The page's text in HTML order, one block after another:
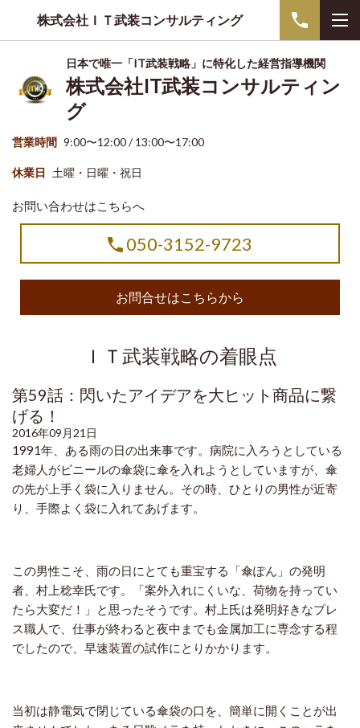
株式会社ＩＴ武装コンサルティング
日本で唯一「IT武装戦略」に特化した経営指導機関
株式会社IT武装コンサルティン
グ
営業時間 9:00〜12:00 / 13:00〜17:00
休業日 土曜・日曜・祝日
お問い合わせはこちらへ
050-3152-9723
お問合せはこちらから
ＩＴ武装戦略の着眼点
第59話：閃いたアイデアを大ヒット商品に繋
げる！
2016年09月21日
1991年、ある雨の日の出来事です。病院に入ろうとしている
老婦人がビニールの傘袋に傘を入れようとしていますが、傘
の先が上手く袋に入りません。その時、ひとりの男性が近寄
り、手際よく袋に入れてあげます。
この男性こそ、雨の日にとても重宝する「傘ぽん」の発明
者、村上稔幸氏です。「案外入れにくいな、荷物を持ってい
たら大変だ！」と思ったそうです。村上氏は発明好きなプレ
ス職人で、仕事が終わると夜中までも金属加工に専念する程
でしたので、早速装置の試作にとりかかります。
当初は静電気で閉じている傘袋の口を、簡単に開くことが出